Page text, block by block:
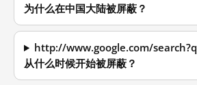
为什么在中国大陆被屏蔽？
http://www.google.com/
从什么时候开始被屏蔽？